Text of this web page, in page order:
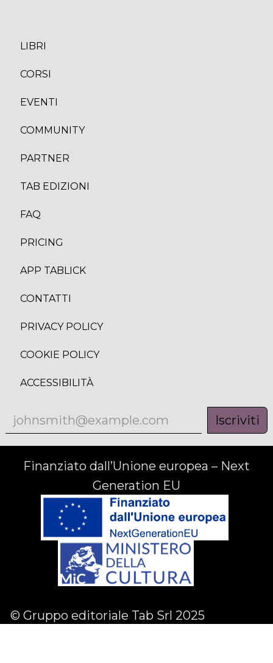
LIBRI
CORS
EVENTI
COMMUNITY
PARTNER
TAB EDIZION
FAQ
PRICING
APP TABLICK
CONTATTI
PRIVACY POLICY
COOKIE POLICY
ACCESSIBILITÀ
Iscriviti
Finanziato dall’Unione europea – Next
Generation EU
© Gruppo editoriale Tab Srl 2025